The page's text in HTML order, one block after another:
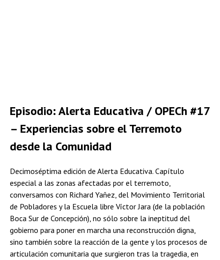
Episodio: Alerta Educativa / OPECh #17
– Experiencias sobre el Terremoto
desde la Comunidad
Decimoséptima edición de Alerta Educativa. Capítulo
especial a las zonas afectadas por el terremoto,
conversamos con Richard Yañez, del Movimiento Territorial
de Pobladores y la Escuela libre Víctor Jara (de la población
Boca Sur de Concepción), no sólo sobre la ineptitud del
gobierno para poner en marcha una reconstrucción digna,
sino también sobre la reacción de la gente y los procesos de
articulación comunitaria que surgieron tras la tragedia, en